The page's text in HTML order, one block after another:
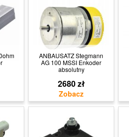
ANBAUSATZ Stegmann
AG 100 MSSI Enkoder
absolutny
2680 zł